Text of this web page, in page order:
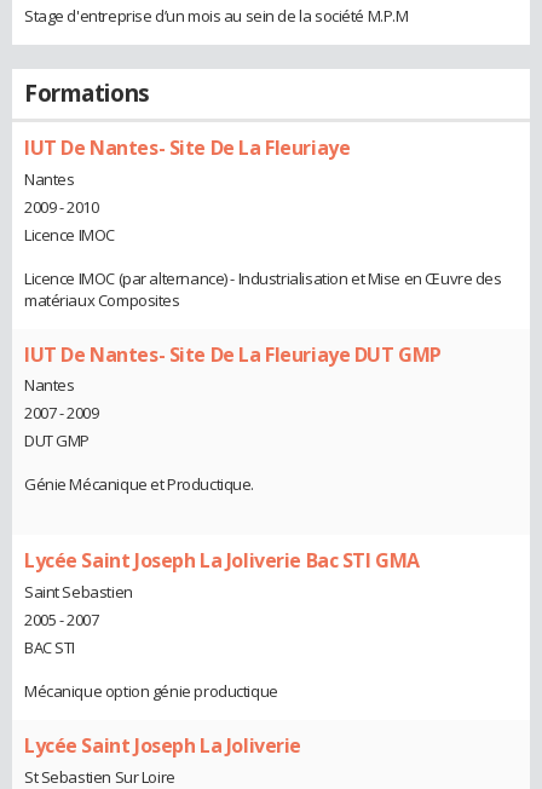
Stage d'entreprise d’un mois au sein de la société M.P.M
Formations
IUT De Nantes- Site De La Fleuriaye
Nantes
2009 - 2010
Licence IMOC
Licence IMOC (par alternance) - Industrialisation et Mise en Œuvre des
matériaux Composites
IUT De Nantes- Site De La Fleuriaye DUT GMP
Nantes
2007 - 2009
DUT GMP
Génie Mécanique et Productique.
Lycée Saint Joseph La Joliverie Bac STI GMA
Saint Sebastien
2005 - 2007
BAC STI
Mécanique option génie productique
Lycée Saint Joseph La Joliverie
St Sebastien Sur Loire